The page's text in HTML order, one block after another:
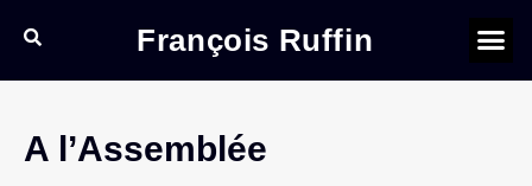
François Ruffin
A l’Assemblée